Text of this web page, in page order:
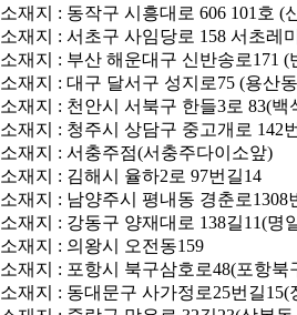
소재지 : 동작구 시흥대로 606 101호 (
소재지 : 서초구 사임당로 158 서초레
소재지 : 부산 해운대구 신반송로171 (
소재지 : 대구 달서구 성지로75 (용산
소재지 : 천안시 서북구 한들3로 83(백
소재지 : 청주시 상담구 중고개로 142
소재지 : 서충주점(서충주다이소앞)
소재지 : 김해시 율하2로 97번길14
소재지 : 남양주시 평내동 경춘로1308
소재지 : 강동구 양재대로 138길11(명
소재지 : 의왕시 오전동159
소재지 : 포항시 북구삼호로48(포항북
소재지 : 동대문구 사가정로25번길15(